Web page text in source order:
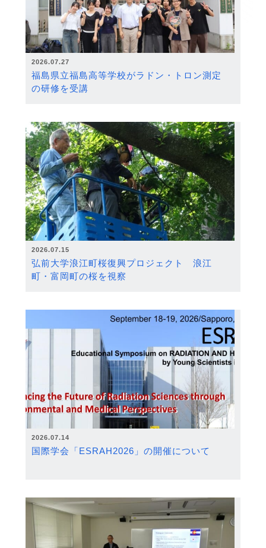
2026.07.27
福島県立福島高等学校がラドン・トロン測定
の研修を受講
2026.07.15
弘前大学浪江町桜復興プロジェクト 浪江
町・富岡町の桜を視察
2026.07.14
国際学会「ESRAH2026」の開催について